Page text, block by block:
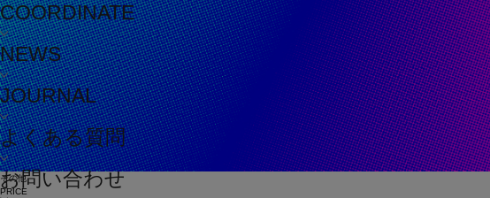
COORDINATE
NEWS
JOURNAL
よくある質問
お問い合わせ
その他
PRICE